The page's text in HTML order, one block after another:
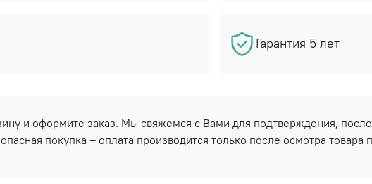
Гарантия 5 лет
и оформите заказ. Мы свяжемся с Вами для подтверждения,
покупка – оплата производится только после осмотра товара